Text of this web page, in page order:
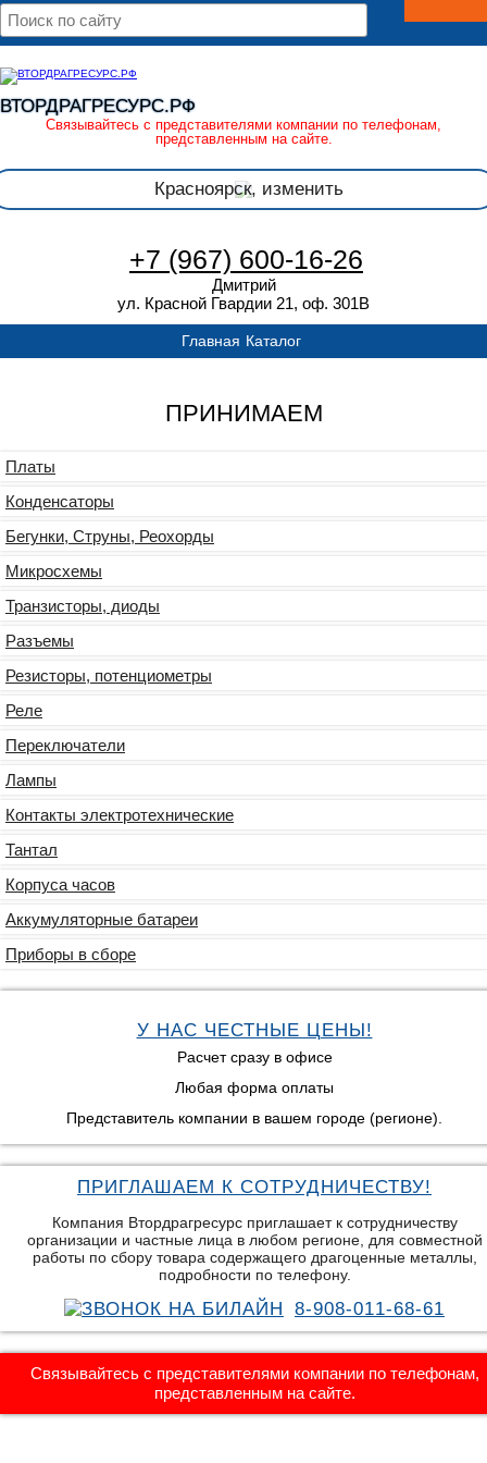
ВТОРДРАГРЕСУРС.РФ
Связывайтесь с представителями компании по телефонам,
представленным на сайте.
Красноярск, изменить
+7 (967) 600-16-26
Дмитрий
ул. Красной Гвардии 21, оф. 301В
Главная Каталог
ПРИНИМАЕМ
Платы
Конденсаторы
Бегунки, Струны, Реохорды
Микросхемы
Транзисторы, диоды
Разъемы
Резисторы, потенциометры
Реле
Переключатели
Лампы
Контакты электротехнические
Тантал
Корпуса часов
Аккумуляторные батареи
Приборы в сборе
У НАС ЧЕСТНЫЕ ЦЕНЫ!
Расчет сразу в офисе
Любая форма оплаты
Представитель компании в вашем городе (регионе).
ПРИГЛАШАЕМ К СОТРУДНИЧЕСТВУ!
Компания Втордрагресурс приглашает к сотрудничеству
организации и частные лица в любом регионе, для совместной
работы по сбору товара содержащего драгоценные металлы,
подробности по телефону.
8-908-011-68-61
Связывайтесь с представителями компании по телефонам,
представленным на сайте.